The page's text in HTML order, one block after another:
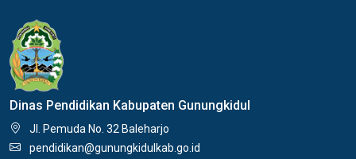
Dinas Pendidikan Kabupaten Gunungkidul
Jl. Pemuda No. 32 Baleharjo
pendidikan@gunungkidulkab.go.id